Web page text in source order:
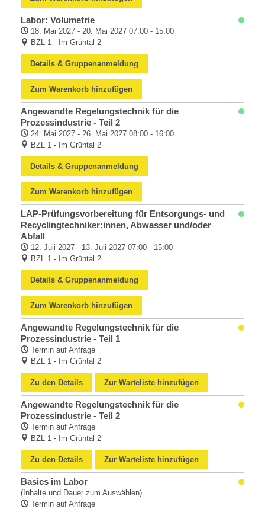
Labor: Volumetrie
18. Mai 2027 - 20. Mai 2027 07:00 - 15:00
BZL 1 - Im Grüntal 2
Details & Gruppenanmeldung
Zum Warenkorb hinzufügen
Angewandte Regelungstechnik für die
Prozessindustrie - Teil 2
24. Mai 2027 - 26. Mai 2027 08:00 - 16:00
BZL 1 - Im Grüntal 2
Details & Gruppenanmeldung
Zum Warenkorb hinzufügen
LAP-Prüfungsvorbereitung für Entsorgungs- und
Recyclingtechniker:innen, Abwasser und/oder
Abfall
12. Juli 2027 - 13. Juli 2027 07:00 - 15:00
BZL 1 - Im Grüntal 2
Details & Gruppenanmeldung
Zum Warenkorb hinzufügen
Angewandte Regelungstechnik für die
Prozessindustrie - Teil 1
Termin auf Anfrage
BZL 1 - Im Grüntal 2
Zu den Details Zur Warteliste hinzufügen
Angewandte Regelungstechnik für die
Prozessindustrie - Teil 2
Termin auf Anfrage
BZL 1 - Im Grüntal 2
Zu den Details Zur Warteliste hinzufügen
Basics im Labor
(Inhalte und Dauer zum Auswählen)
Termin auf Anfrage